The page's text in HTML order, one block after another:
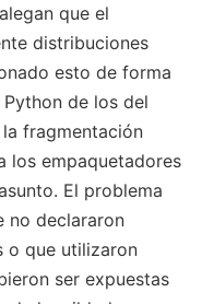
que el
distribuciones
esto de forma
de los del
fragmentación
los empaquetadores
El problema
no declararon
o que utilizaron
ser expuestas